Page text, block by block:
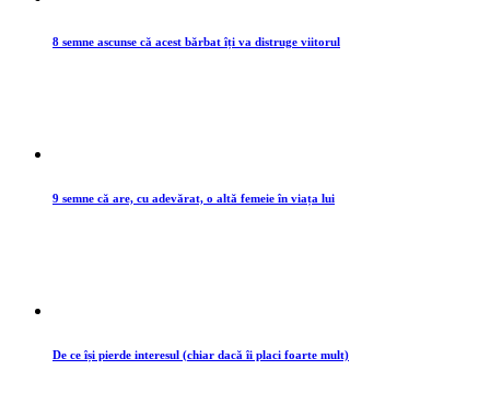
8 semne ascunse că acest bărbat îți va distruge viitorul
9 semne că are, cu adevărat, o altă femeie în viața lui
De ce își pierde interesul (chiar dacă îi placi foarte mult)